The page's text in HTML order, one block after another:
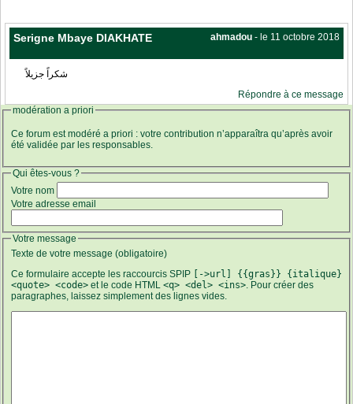
Serigne Mbaye DIAKHATE ahmadou - le 11 octobre 2018
شكراً جزيلاً
Répondre à ce message
modération a priori
Ce forum est modéré a priori : votre contribution n’apparaîtra qu’après avoir
été validée par les responsables.
Qui êtes-vous ?
Votre nom
Votre adresse email
Votre message
Texte de votre message (obligatoire)
Ce formulaire accepte les raccourcis SPIP [->url] {{gras}} {italique}
<quote> <code> et le code HTML <q> <del> <ins> . Pour créer des
paragraphes, laissez simplement des lignes vides.